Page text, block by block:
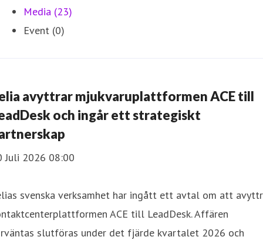
Media (23)
Event (0)
avyttrar mjukvaruplattformen ACE till
och ingår ett strategiskt
Juli 2026 08:00
svenska verksamhet har ingått ett avtal om att
ACE till LeadDesk. Affären
slutföras under det fjärde kvartalet 2026 och